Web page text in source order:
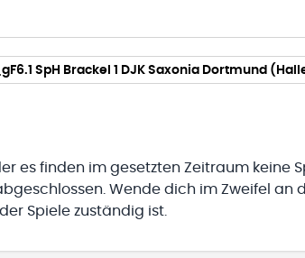
es finden im gesetzten Zeitraum keine
Wende dich im Zweifel an
Spiele zuständig ist.